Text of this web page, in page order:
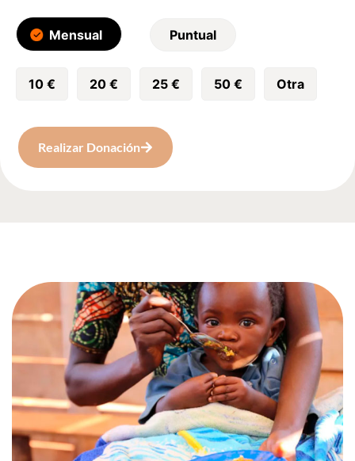
Mensual Puntual
10 € 20 € 25 € 50 € Otra
Realizar Donación
Realizar
Donación